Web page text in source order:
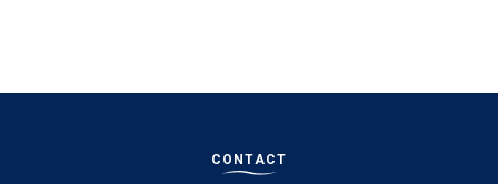
C O N TACT